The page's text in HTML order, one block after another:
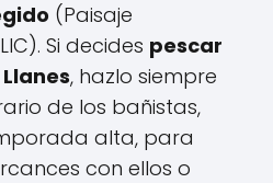
(Paisaje
Si decides pescar
, hazlo siempre
de los bañistas,
alta, para
con ellos o